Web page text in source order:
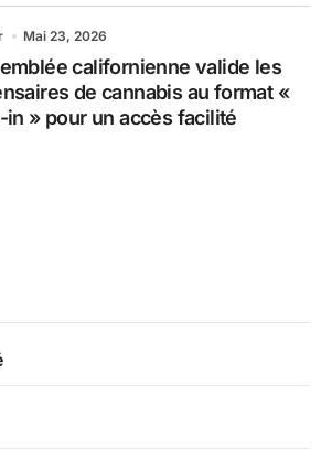
Mai 23, 2026
californienne valide les
de cannabis au format «
in » pour un accès facilité